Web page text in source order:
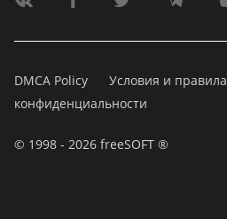
DMCA Policy Условия и правила
конфиденциальности
© 1998 - 2026 freeSOFT ®